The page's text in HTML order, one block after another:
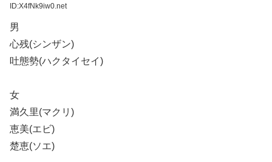
ID:X4fNk9iw0.net
男
心残(シンザン)
吐態勢(ハクタイセイ)
女
満久里(マクリ)
恵美(エビ)
楚恵(ソエ)